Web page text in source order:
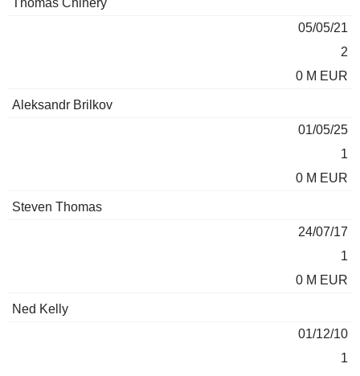
Thomas Chinery
05/05/21
2
0 M EUR
Aleksandr Brilkov
01/05/25
1
0 M EUR
Steven Thomas
24/07/17
1
0 M EUR
Ned Kelly
01/12/10
1